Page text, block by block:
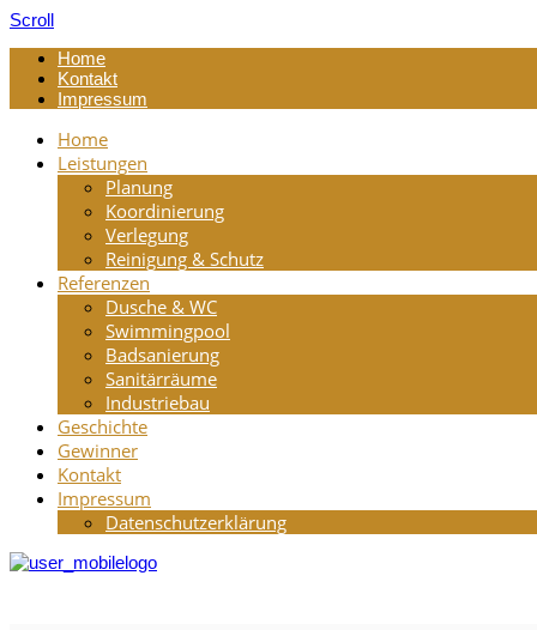
Scroll
Home
Kontakt
Impressum
Home
Leistungen
Planung
Koordinierung
Verlegung
Reinigung & Schutz
Referenzen
Dusche & WC
Swimmingpool
Badsanierung
Sanitärräume
Industriebau
Geschichte
Gewinner
Kontakt
Impressum
Datenschutzerklärung